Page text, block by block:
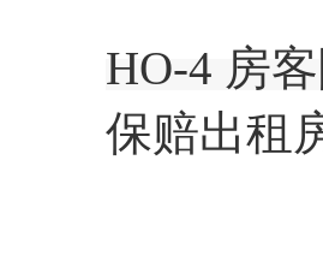
HO-4 房
保赔出租